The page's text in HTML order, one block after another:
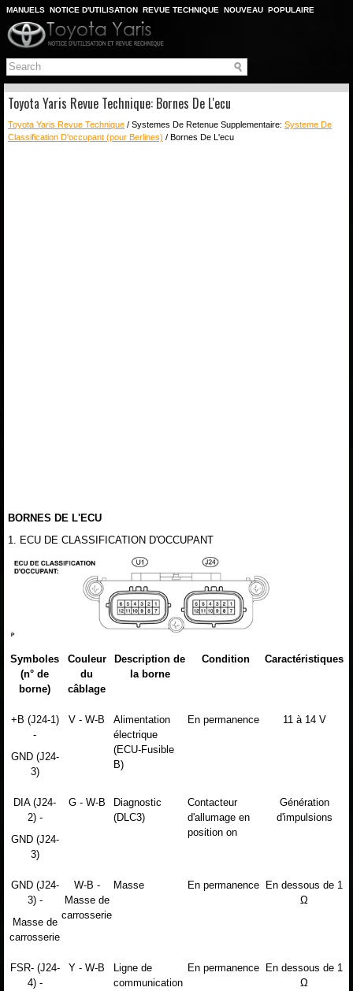
MANUELS NOTICE D'UTILISATION REVUE TECHNIQUE NOUVEAU POPULAIRE
PLAN DU SITE
CHERCHER
Toyota Yaris Revue Technique: Bornes De L'ecu
Toyota Yaris Revue Technique / Systemes De Retenue Supplementaire: Systeme De
Classification D'occupant (pour Berlines) / Bornes De L'ecu
BORNES DE L'ECU
1. ECU DE CLASSIFICATION D'OCCUPANT
Symboles
(n° de
borne)
Couleur
du
câblage
Description de
la borne
Condition Caractéristiques
+B (J24-1)
-
GND (J24-
3)
V - W-B
Alimentation
électrique
(ECU-Fusible
B)
En permanence 11 à 14 V
DIA (J24-
2) -
GND (J24-
3)
G - W-B
Diagnostic
(DLC3)
Contacteur
d'allumage en
position on
Génération
d'impulsions
GND (J24-
3) -
Masse de
carrosserie
W-B -
Masse de
carrosserie
Masse En permanence
En dessous de 1
Ω
FSR- (J24-
4) -
Y - W-B
Ligne de
communication
En permanence
En dessous de 1
Ω